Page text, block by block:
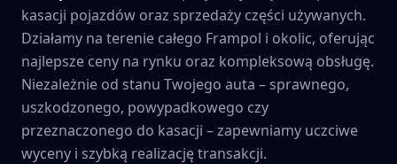
kasacji pojazdów oraz sprzedaży części używanych.
Działamy na terenie całego Frampol i okolic, oferując
najlepsze ceny na rynku oraz kompleksową obsługę.
Niezależnie od stanu Twojego auta – sprawnego,
uszkodzonego, powypadkowego czy
przeznaczonego do kasacji – zapewniamy uczciwe
wyceny i szybką realizację transakcji.